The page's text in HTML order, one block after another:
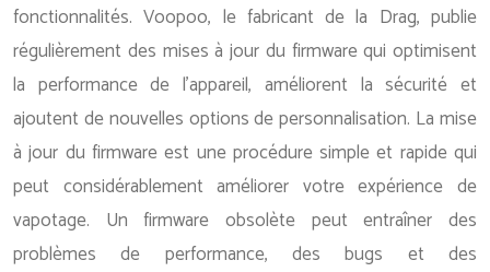
fonctionnalités. Voopoo, le fabricant de la Drag, publie
régulièrement des mises à jour du firmware qui optimisent
la performance de l’appareil, améliorent la sécurité et
ajoutent de nouvelles options de personnalisation. La mise
à jour du firmware est une procédure simple et rapide qui
peut considérablement améliorer votre expérience de
vapotage. Un firmware obsolète peut entraîner des
problèmes de performance, des bugs et des